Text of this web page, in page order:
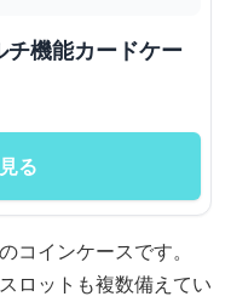
る
コインケースです。
ロットも複数備えてい